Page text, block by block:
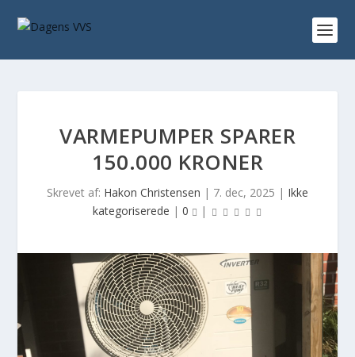
VARMEPUMPER SPARER
150.000 KRONER
Skrevet af: Hakon Christensen | 7. dec, 2025 | Ikke
kategoriserede | 0 |